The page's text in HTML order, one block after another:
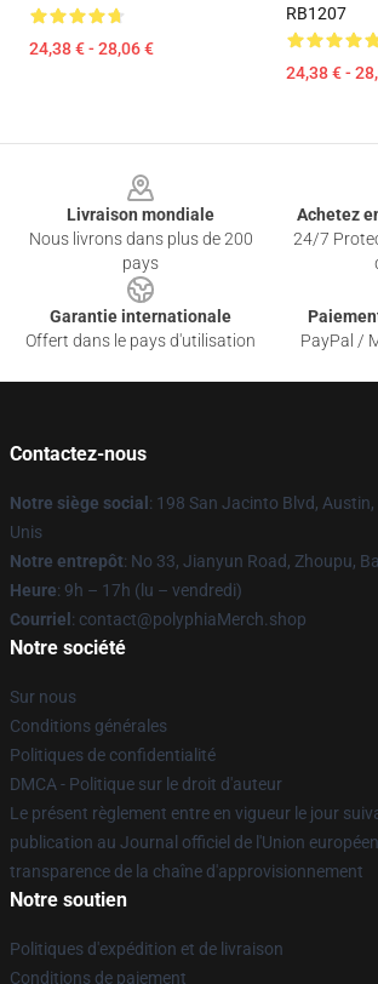
24,38 € - 28,06 €
RB1207
24,38 € -
Livraison mondiale
Nous livrons dans plus de 200
pays
Achetez
24/7
Garantie internationale
Offert dans le pays d'utilisation
PayPal /
Contactez-nous
Notre siège social : 198 San Jacinto Blvd,
Unis
Notre entrepôt: No 33, Jianyun Road, Zhoupu,
Heure: 9h – 17h (lu – vendredi)
Courriel : contact@polyphiaMerch.shop
Notre société
Sur nous
Conditions générales
Politiques de confidentialité
DMCA - Politique sur le droit d'auteur
Le présent règlement entre en vigueur le jour
publication au Journal officiel de l'Union
transparence de la chaîne d'approvisionnement
Notre soutien
Politiques d'expédition et de livraison
Conditions de paiement